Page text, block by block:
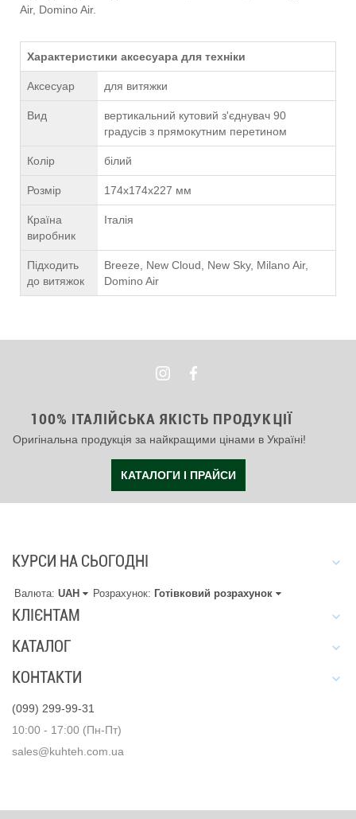
Air, Domino Air.
Характеристики аксесуара для техніки
Аксесуар для витяжки
Вид
вертикальний кутовий з'єднувач 90
градусів з прямокутним перетином
Колір білий
Розмір 174х174х227 мм
Країна
виробник
Італія
Підходить
до витяжок
Breeze, New Cloud, New Sky, Milano Air,
Domino Air
100% ІТАЛІЙСЬКА ЯКІСТЬ ПРОДУКЦІЇ
Оригінальна продукція за найкращими цінами в Україні!
КАТАЛОГИ І ПРАЙСИ
КУРСИ НА СЬОГОДНІ
Валюта: UAH Розрахунок: Готівковий розрахунок
КЛІЄНТАМ
КАТАЛОГ
КОНТАКТИ
(099) 299-99-31
10:00 - 17:00 (Пн-Пт)
sales@kuhteh.com.ua